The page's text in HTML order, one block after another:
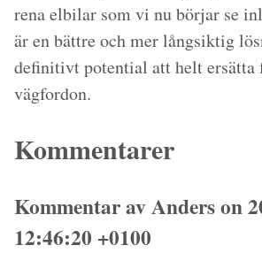
rena elbilar som vi nu börjar se
är en bättre och mer långsiktig
definitivt potential att helt ersätta
vägfordon.
Kommentarer
Kommentar av Anders on
12:46:20 +0100